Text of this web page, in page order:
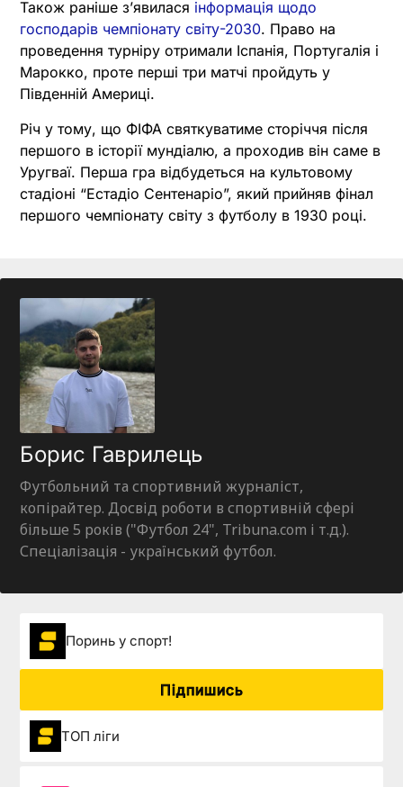
Також раніше зʼявилася інформація щодо
господарів чемпіонату світу-2030. Право на
проведення турніру отримали Іспанія, Португалія і
Марокко, проте перші три матчі пройдуть у
Південній Америці.
Річ у тому, що ФІФА святкуватиме сторіччя після
першого в історії мундіалю, а проходив він саме в
Уругваї. Перша гра відбудеться на культовому
стадіоні “Естадіо Сентенаріо”, який прийняв фінал
першого чемпіонату світу з футболу в 1930 році.
Борис Гаврилець
Футбольний та спортивний журналіст,
копірайтер. Досвід роботи в спортивній сфері
більше 5 років ("Футбол 24", Tribuna.com і т.д.).
Спеціалізація - український футбол.
Поринь у спорт!
Підпишись
ТОП ліги